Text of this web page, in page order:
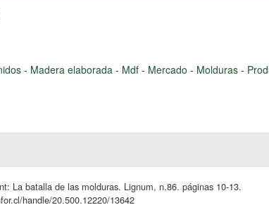
- Madera elaborada - Mdf - Mercado - Molduras -
La batalla de las molduras. Lignum, n.86. páginas 10-13.
handle/20.500.12220/13642